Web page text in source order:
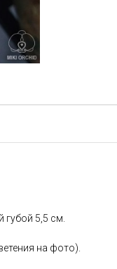
5,5 см.
на фото).